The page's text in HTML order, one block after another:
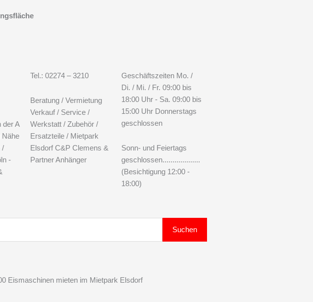
der A
Nähe
/
-
Tel.: 02274 – 3210
Beratung / Vermietung
Verkauf / Service /
Werkstatt / Zubehör /
Ersatzteile / Mietpark
Elsdorf C&P Clemens &
Partner Anhänger
Geschäftszeiten Mo. /
Di. / Mi. / Fr. 09:00 bis
18:00 Uhr - Sa. 09:00 bis
15:00 Uhr Donnerstags
geschlossen
Sonn- und Feiertags
geschlossen...................
(Besichtigung 12:00 -
18:00)
Suchen
Eismaschinen mieten im Mietpark Elsdorf